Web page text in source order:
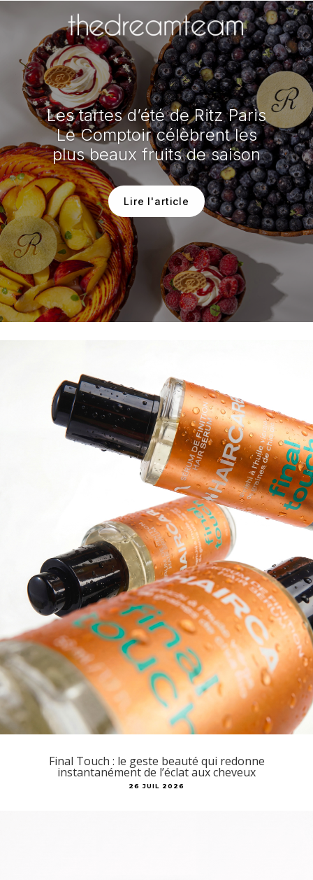
Les tartes d’été de Ritz Paris
Le Comptoir célèbrent les
plus beaux fruits de saison
Lire l'article
Final Touch : le geste beauté qui redonne
instantanément de l’éclat aux cheveux
26 JUIL 2026